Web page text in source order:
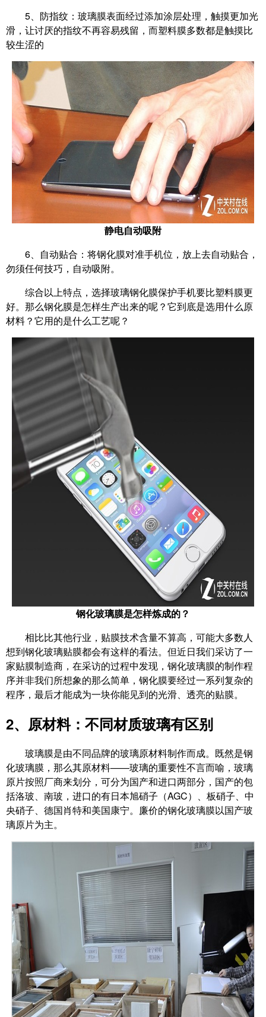
5、防指纹：玻璃膜表面经过添加涂层处理，触摸更加光
滑，让讨厌的指纹不再容易残留，而塑料膜多数都是触摸比
较生涩的
静电自动吸附
6、自动贴合：将钢化膜对准手机位，放上去自动贴合，
勿须任何技巧，自动吸附。
综合以上特点，选择玻璃钢化膜保护手机要比塑料膜更
好。那么钢化膜是怎样生产出来的呢？它到底是选用什么原
材料？它用的是什么工艺呢？
钢化玻璃膜是怎样炼成的？
相比比其他行业，贴膜技术含量不算高，可能大多数人
想到钢化玻璃贴膜都会有这样的看法。但近日我们采访了一
家贴膜制造商，在采访的过程中发现，钢化玻璃膜的制作程
序并非我们所想象的那么简单，钢化膜要经过一系列复杂的
程序，最后才能成为一块你能见到的光滑、透亮的贴膜。
2、 原材料：不同材质玻璃有区别
玻璃膜是由不同品牌的玻璃原材料制作而成。既然是钢
化玻璃膜，那么其原材料——玻璃的重要性不言而喻，玻璃
原片按照厂商来划分，可分为国产和进口两部分，国产的包
括洛玻、南玻，进口的有日本旭硝子（AGC）、板硝子、中
央硝子、德国肖特和美国康宁。廉价的钢化玻璃膜以国产玻
璃原片为主。